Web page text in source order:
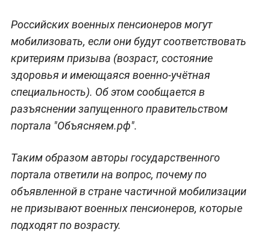
Российских военных пенсионеров могут
мобилизовать, если они будут соответствовать
критериям призыва (возраст, состояние
здоровья и имеющаяся военно-учётная
специальность). Об этом сообщается в
разъяснении запущенного правительством
портала "Объясняем.рф".
Таким образом авторы государственного
портала ответили на вопрос, почему по
объявленной в стране частичной мобилизации
не призывают военных пенсионеров, которые
подходят по возрасту.